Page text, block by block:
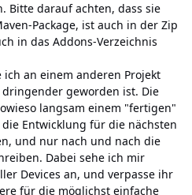
Bitte darauf achten, dass sie
Package, ist auch in der Zip
in das Addons-Verzeichnis
ich an einem anderen Projekt
geworden ist. Die
langsam einem "fertigen"
Entwicklung für die nächsten
und nur nach und nach die
Dabei sehe ich mir
Devices an, und verpasse ihr
für die möglichst einfache